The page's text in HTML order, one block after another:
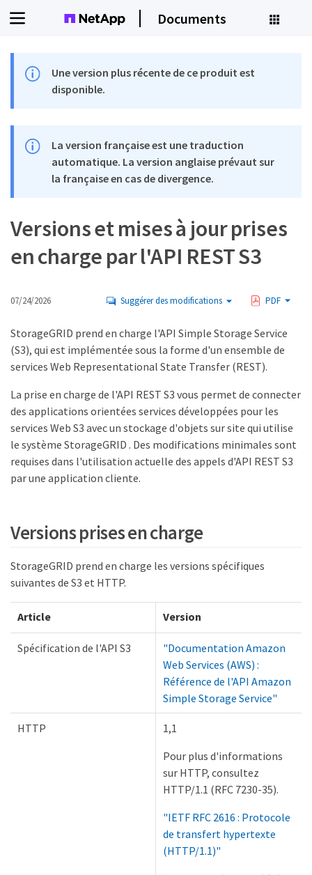
Documents
Une version plus récente de ce produit est
disponible.
La version française est une traduction
automatique. La version anglaise prévaut sur
la française en cas de divergence.
Versions et mises à jour prises
en charge par l'API REST S3
07/24/2026 Suggérer des modifications PDF
StorageGRID prend en charge l'API Simple Storage Service
(S3), qui est implémentée sous la forme d'un ensemble de
services Web Representational State Transfer (REST).
La prise en charge de l'API REST S3 vous permet de connecter
des applications orientées services développées pour les
services Web S3 avec un stockage d'objets sur site qui utilise
le système StorageGRID . Des modifications minimales sont
requises dans l'utilisation actuelle des appels d'API REST S3
par une application cliente.
Versions prises en charge
StorageGRID prend en charge les versions spécifiques
suivantes de S3 et HTTP.
Article Version
Spécification de l'API S3
"Documentation Amazon
Web Services (AWS) :
Référence de l'API Amazon
Simple Storage Service"
HTTP
1,1
Pour plus d'informations
sur HTTP, consultez
HTTP/1.1 (RFC 7230-35).
"IETF RFC 2616 : Protocole
de transfert hypertexte
(HTTP/1.1)"